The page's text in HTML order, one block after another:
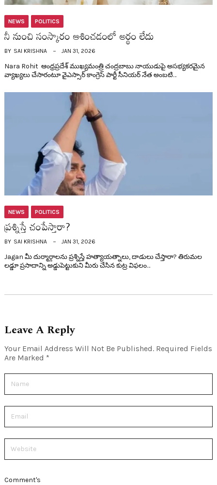
NEWS POLITICS
నీ నుంచి సంస్కారం ఆశించ‌డంలో అర్థం లేదు
BY SAI KRISHNA JAN 31, 2026
Nara Rohit ఆంధ్ర‌ప్ర‌దేశ్ ముఖ్య‌మంత్రి చంద్ర‌బాబు నాయుడుపై అస‌భ్య‌క‌ర‌మైన
వ్యాఖ్య‌లు చేసారంటూ వైఎస్సార్ కాంగ్రెస్ పార్టీ సీనియ‌ర్ నేత అంబ‌టి…
NEWS POLITICS
ప్ర‌శ్నిస్తే చంపేస్తారా?
BY SAI KRISHNA JAN 31, 2026
Jagan మీ దుర్మార్గాలను ప్రశ్నిస్తే హత్యాయత్నాలు, దాడులు చేస్తారా? తిరుమల
లడ్డూ ప్రసాదాన్ని అడ్డుపెట్టుకుని మీరు చేసిన కుట్ర విఫలం…
Leave A Reply
Your Email Address Will Not Be Published. Required Fields
Are Marked *
Comment's